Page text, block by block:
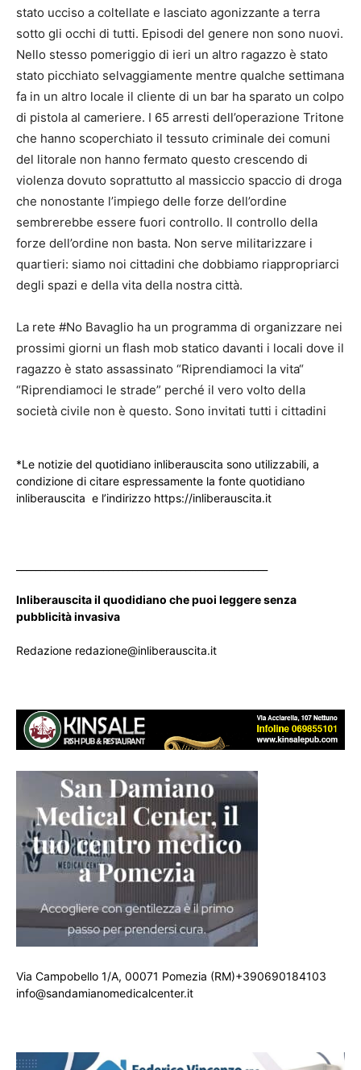
stato ucciso a coltellate e lasciato agonizzante a terra
sotto gli occhi di tutti. Episodi del genere non sono nuovi.
Nello stesso pomeriggio di ieri un altro ragazzo è stato
stato picchiato selvaggiamente mentre qualche settimana
fa in un altro locale il cliente di un bar ha sparato un colpo
di pistola al cameriere. I 65 arresti dell’operazione Tritone
che hanno scoperchiato il tessuto criminale dei comuni
del litorale non hanno fermato questo crescendo di
violenza dovuto soprattutto al massiccio spaccio di droga
che nonostante l’impiego delle forze dell’ordine
sembrerebbe essere fuori controllo. Il controllo della
forze dell’ordine non basta. Non serve militarizzare i
quartieri: siamo noi cittadini che dobbiamo riappropriarci
degli spazi e della vita della nostra città.
La rete #No Bavaglio ha un programma di organizzare nei
prossimi giorni un flash mob statico davanti i locali dove il
ragazzo è stato assassinato “Riprendiamoci la vita“
“Riprendiamoci le strade” perché il vero volto della
società civile non è questo. Sono invitati tutti i cittadini
*Le notizie del quotidiano inliberauscita sono utilizzabili, a
condizione di citare espressamente la fonte quotidiano
inliberauscita e l’indirizzo https://inliberauscita.it
Inliberauscita il quodidiano che puoi leggere senza
pubblicità invasiva
Redazione redazione@inliberauscita.it
Via Campobello 1/A, 00071 Pomezia (RM)+390690184103
info@sandamianomedicalcenter.it